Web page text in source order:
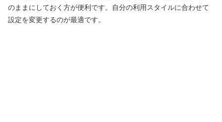
のままにしておく方が便利です。自分の利用スタイルに合わせて
設定を変更するのが最適です。